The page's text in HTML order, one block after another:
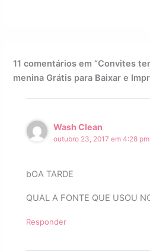
11 comentários em “Convites
menina Grátis para Baixar e
Wash Clean
outubro 23, 2017 em 4:28 pm
bOA TARDE
QUAL A FONTE QUE USOU
Responder